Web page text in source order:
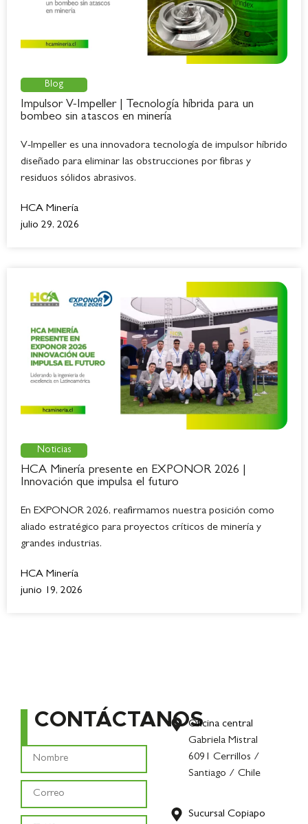
Blog
Impulsor V-Impeller | Tecnología híbrida para un
bombeo sin atascos en minería
V-Impeller es una innovadora tecnología de impulsor híbrido
diseñado para eliminar las obstrucciones por fibras y
residuos sólidos abrasivos.
HCA Minería
julio 29, 2026
Noticias
HCA Minería presente en EXPONOR 2026 |
Innovación que impulsa el futuro
En EXPONOR 2026, reafirmamos nuestra posición como
aliado estratégico para proyectos críticos de minería y
grandes industrias.
HCA Minería
junio 19, 2026
CONTÁCTANOSOficina central
Gabriela Mistral
6091 Cerrillos /
Santiago / Chile
Sucursal Copiapo